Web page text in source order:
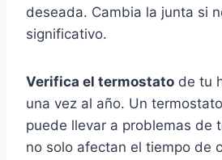
deseada. Cambia la junta si
significativo.
Verifica el termostato de tu
una vez al año. Un
puede llevar a problemas de
no solo afectan el tiempo de